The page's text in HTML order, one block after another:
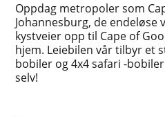
Oppdag metropoler som
Johannesburg, de
kystveier opp til Cape of
hjem. Leiebilen vår tilbyr et
bobiler og 4x4 safari -
selv!